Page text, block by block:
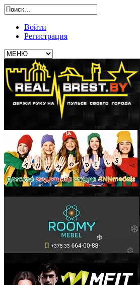
Войти
Регистрация